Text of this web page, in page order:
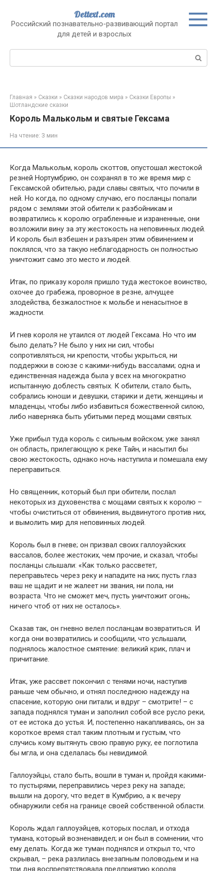
контенту
Dettext.com
Российский познавательно-развивающий портал
для детей и взрослых
Поиск:
Главная » Сказки » Сказки народов мира » Сказки Европы »
Шотландские сказки
Король Малькольм и святые Гексама
На чтение: 3 мин
Когда Малькольм, король скоттов, опустошал жестокой
резней Нортумбрию, он сохранял в то же время мир с
Гексамской обителью, ради славы святых, что почили в
ней. Но когда, по одному случаю, его посланцы попали
рядом с землями этой обители к разбойникам и
возвратились к королю ограбленные и израненные, они
возложили вину за эту жестокость на неповинных людей.
И король был взбешен и разъярен этим обвинением и
поклялся, что за такую неблагодарность он полностью
уничтожит само это место и людей.
Итак, по приказу короля пришло туда жестокое воинство,
охочее до грабежа, проворное в резне, алчущее
злодейства, безжалостное к мольбе и ненасытное в
жадности.
И гнев короля не утаился от людей Гексама. Но что им
было делать? Не было у них ни сил, чтобы
сопротивляться, ни крепости, чтобы укрыться, ни
поддержки в союзе с какими-нибудь вассалами; одна и
единственная надежда была у всех на многократно
испытанную доблесть святых. К обители, стало быть,
собрались юноши и девушки, старики и дети, женщины и
младенцы, чтобы либо избавиться божественной силою,
либо наверняка быть убитыми перед мощами святых.
Уже прибыл туда король с сильным войском; уже занял
он область, прилегающую к реке Тайн, и насытил бы
свою жестокость, однако ночь наступила и помешала ему
переправиться.
Но священник, который был при обители, послал
некоторых из духовенства с мощами святых к королю –
чтобы очиститься от обвинения, выдвинутого против них,
и вымолить мир для неповинных людей.
Король был в гневе; он призвал своих галлоуэйских
вассалов, более жестоких, чем прочие, и сказал, чтобы
посланцы слышали: «Как только рассветет,
переправьтесь через реку и нападите на них; пусть глаз
ваш не щадит и не жалеет ни звания, ни пола, ни
возраста. Что не сможет меч, пусть уничтожит огонь;
ничего чтоб от них не осталось».
Сказав так, он гневно велел посланцам возвратиться. И
когда они возвратились и сообщили, что услышали,
поднялось жалостное смятение: великий крик, плач и
причитание.
Итак, уже рассвет покончил с тенями ночи, наступив
раньше чем обычно, и отнял последнюю надежду на
спасение, которую они питали; и вдруг – смотрите! – с
запада поднялся туман и заполнил собой все русло реки,
от ее истока до устья. И, постепенно накапливаясь, он за
короткое время стал таким плотным и густым, что
случись кому вытянуть свою правую руку, ее поглотила
бы мгла, и она сделалась бы невидимой.
Галлоуэйцы, стало быть, вошли в туман и, пройдя какими-
то пустырями, переправились через реку на западе;
вышли на дорогу, что ведет в Кумбрию, а к вечеру
обнаружили себя на границе своей собственной области.
Король ждал галлоуэйцев, которых послал, и отхода
тумана, который возненавидел; и он был в сомнении, что
ему делать. Когда же туман поднялся и открыл то, что
скрывал, – река разлилась внезапным половодьем и на
три дня воспрепятствовала предприятию короля.